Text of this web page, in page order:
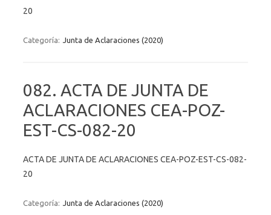
20
Categoría: Junta de Aclaraciones (2020)
082. ACTA DE JUNTA DE
ACLARACIONES CEA-POZ-
EST-CS-082-20
ACTA DE JUNTA DE ACLARACIONES CEA-POZ-EST-CS-082-
20
Categoría: Junta de Aclaraciones (2020)